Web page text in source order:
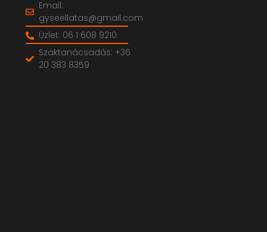
Email:
gyseellatas@gmail.com
Üzlet: 06 1 608 9210
Szaktanácsadás: +36
20 383 8359